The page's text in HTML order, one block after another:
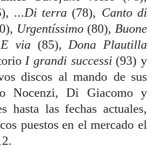
...Di terra (78), Canto di
Urgentíssimo(80),Buone
via (85),Dona Plautilla
I grandi successi(93) y
discos al mando de sus
Nocenzi, Di Giacomo y
hasta las fechas actuales,
puestos en el mercado el